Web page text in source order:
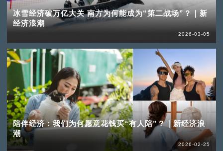
冰雪经济破万亿大关 南方为何能成为“第二战场”？｜新
经济浪潮
2026-03-05
陪伴经济：我们为何愿意花钱买“有人陪”？｜新经济浪
潮
2026-02-25